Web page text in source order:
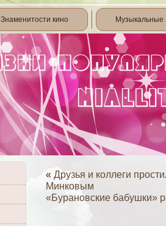
Знаменитости кино Музыкальные
« Друзья и коллеги
Минковым
«Бурановские бабушки»